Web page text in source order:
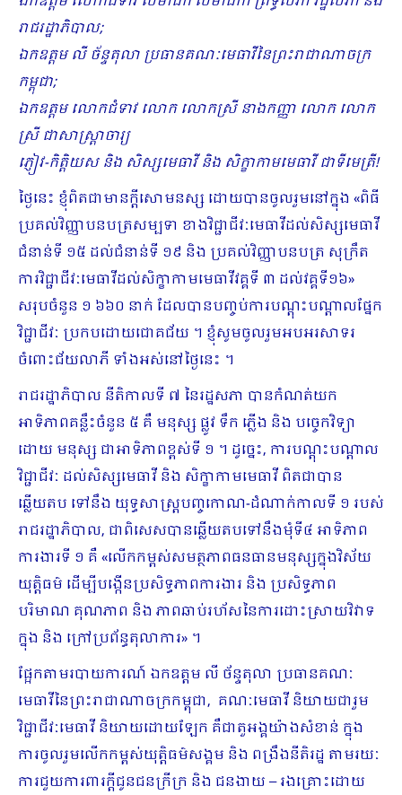
រាជរដ្ឋាភិបាល;
ឯកឧត្តម លី ច័ន្ទតុលា ប្រធានគណៈមេធាវីនៃព្រះរាជាណាចក្រ
កម្ពុជា;
ឯកឧត្តម លោកជំទាវ លោក លោកស្រី នាងកញ្ញា លោក លោក
ស្រី ជាសាស្ត្រាចារ្យ
ភ្ញៀវ-កិត្តិយស និង សិស្សមេធាវី និង សិក្ខាកាមមេធាវី ជាទីមេត្រី!
ថ្ងៃនេះ ខ្ញុំពិតជាមានក្តីសោមនស្ស ដោយបានចូលរួមនៅក្នុង «ពិធី
ប្រគល់វិញ្ញាបនបត្រសម្បទា ខាងវិជ្ជាជីវៈមេធាវីដល់សិស្សមេធាវី
ជំនាន់ទី ១៥ ដល់ជំនាន់ទី ១៩ និង ប្រគល់វិញ្ញាបនបត្រ សុក្រឹត
ការវិជ្ជាជីវៈមេធាវីដល់សិក្ខាកាមមេធាវីវគ្គទី ៣ ដល់វគ្គទី១៦»
សរុបចំនួន ១ ៦៦០ នាក់ ដែលបានបញ្ចប់ការបណ្តុះបណ្តាលផ្នែក
វិជ្ជាជីវៈ ប្រកបដោយជោគជ័យ ។ ខ្ញុំសូមចូលរួមអបអរសាទរ
ចំពោះជ័យលាភី ទាំងអស់នៅថ្ងៃនេះ ។
រាជរដ្ឋាភិបាល នីតិកាលទី ៧ នៃរដ្ឋសភា បានកំណត់យក
អាទិភាពគន្លឹះចំនួន ៥ គឺ មនុស្ស ផ្លូវ ទឹក ភ្លើង និង បច្ចេកវិទ្យា
ដោយ មនុស្ស ជាអាទិភាពខ្ពស់ទី ១ ។ ដូច្នេះ, ការបណ្តុះបណ្តាល
វិជ្ជាជីវៈ ដល់សិស្សមេធាវី និង សិក្ខាកាមមេធាវី ពិតជាបាន
ឆ្លើយតប ទៅនឹង យុទ្ធសាស្ត្របញ្ចកោណ-ដំណាក់កាលទី ១ របស់
រាជរដ្ឋាភិបាល, ជាពិសេសបានឆ្លើយតបទៅនឹងមុំទី៤ អាទិភាព
ការងារទី ១ គឺ «លើកកម្ពស់សមត្ថភាពធនធានមនុស្សក្នុងវិស័យ
យុត្តិធម៌ ដើម្បីបង្កើនប្រសិទ្ធភាពការងារ និង ប្រសិទ្ធភាព
បរិមាណ គុណភាព និង ភាពឆាប់រហ័សនៃការដោះស្រាយវិវាទ
ក្នុង និង ក្រៅប្រព័ន្ធតុលាការ» ។
ផ្អែកតាមរបាយការណ៍ ឯកឧត្តម លី ច័ន្ទតុលា ប្រធានគណៈ
មេធាវីនៃព្រះរាជាណាចក្រកម្ពុជា, គណៈមេធាវី និយាយជារួម
វិជ្ជាជីវៈមេធាវី និយាយដោយឡែក គឺជាតួអង្គយ៉ាងសំខាន់ ក្នុង
ការចូលរួមលើកកម្ពស់យុត្តិធម៌សង្គម និង ពង្រឹងនីតិរដ្ឋ តាមរយៈ
ការជួយការពារក្តីជូនជនក្រីក្រ និង ជនងាយ – រងគ្រោះដោយ